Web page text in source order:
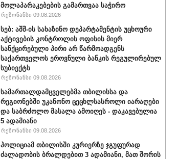
მოლაპარაკებების გამართვაა საჭირო
რეზონანსი 09.08.2026
სებ: აშშ-ის სახაზინო დეპარტამენტის უცხოური
აქტივების კონტროლის ოფისის მიერ
სანქცირებული პირი არ წარმოადგენს
საქართველოს ეროვნული ბანკის რეგულირებულ
სუბიექტს
რეზონანსი 09.08.2026
სამართალდამცველებმა თბილისსა და
რეგიონებში უკანონო ცეცხლსასროლი იარაღები
და საბრძოლო მასალა ამოიღეს - დაკავებულია
5 ადამიანი
რეზონანსი 09.08.2026
პოლიციამ თბილისში კურიერზე ჯგუფურად
ძალადობის ბრალდებით 3 ადამიანი, მათ შორის